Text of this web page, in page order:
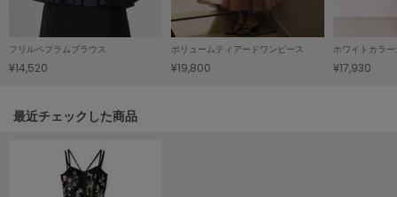
SALOMON
サロモン
sanrio house
サンリオハウス
SESAME STREET MARKET
セサミストリートマーケット
フリルペプラムブラウス
¥14,520
ボリュームティアードワンピース
¥19,800
ホワイトカラ
¥17,930
関連記事
最近チェックした商品